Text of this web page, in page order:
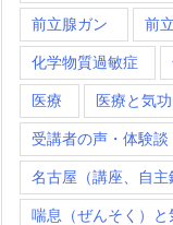
前立腺ガン 前
化学物質過敏症
医療 医療と気功
受講者の声・体験談
名古屋（講座、自
喘息（ぜんそく）と